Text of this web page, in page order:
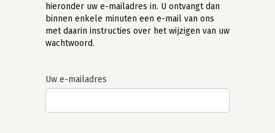
hieronder uw e-mailadres in. U ontvangt dan
binnen enkele minuten een e-mail van ons
met daarin instructies over het wijzigen van uw
wachtwoord.
Uw e-mailadres